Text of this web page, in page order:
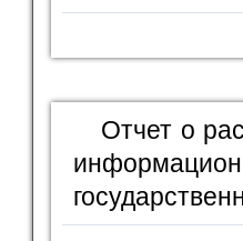
Отчет о